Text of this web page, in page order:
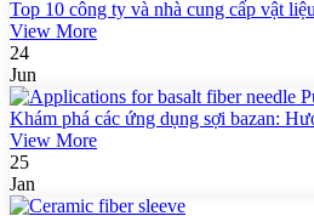
Top 10 công ty và nhà cung cấp vật
View More
24
Jun
Khám phá các ứng dụng sợi bazan:
View More
25
Jan